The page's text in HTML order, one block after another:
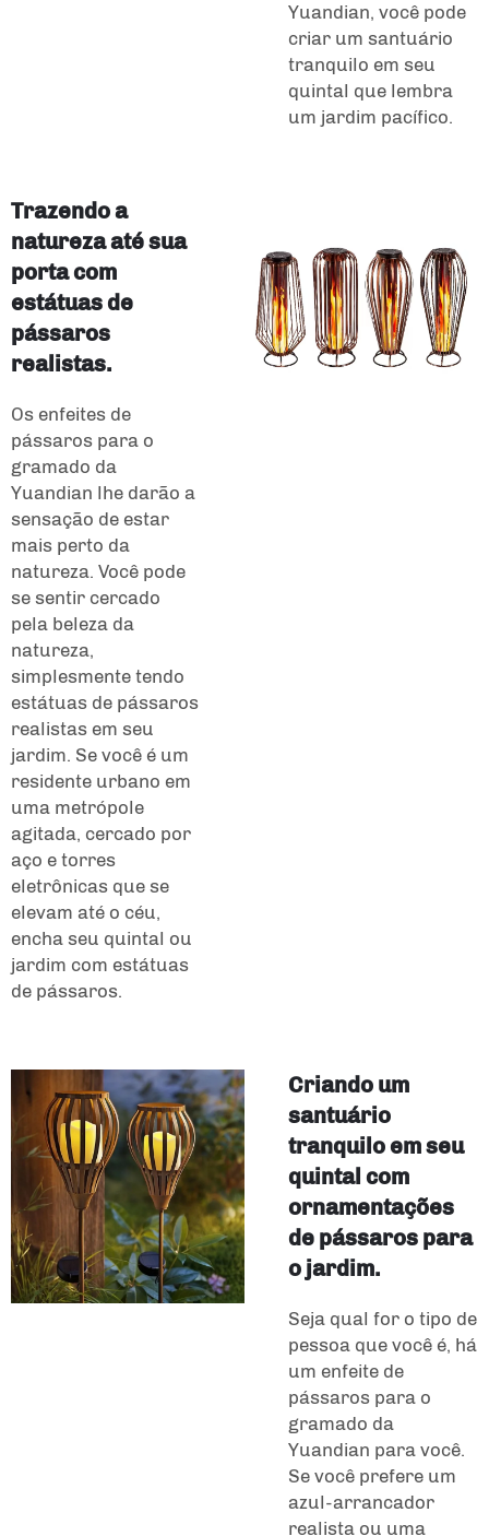
Yuandian, você pode
criar um santuário
tranquilo em seu
quintal que lembra
um jardim pacífico.
Trazendo a
natureza até sua
porta com
estátuas de
pássaros
realistas.
Os enfeites de
pássaros para o
gramado da
Yuandian lhe darão a
sensação de estar
mais perto da
natureza. Você pode
se sentir cercado
pela beleza da
natureza,
simplesmente tendo
estátuas de pássaros
realistas em seu
jardim. Se você é um
residente urbano em
uma metrópole
agitada, cercado por
aço e torres
eletrônicas que se
elevam até o céu,
encha seu quintal ou
jardim com estátuas
de pássaros.
Criando um
santuário
tranquilo em seu
quintal com
ornamentações
de pássaros para
o jardim.
Seja qual for o tipo de
pessoa que você é, há
um enfeite de
pássaros para o
gramado da
Yuandian para você.
Se você prefere um
azul-arrancador
realista ou uma